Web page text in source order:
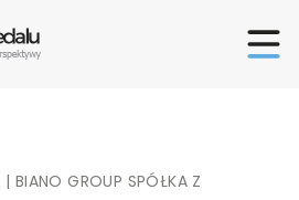
| BIANO GROUP SPÓŁKA Z